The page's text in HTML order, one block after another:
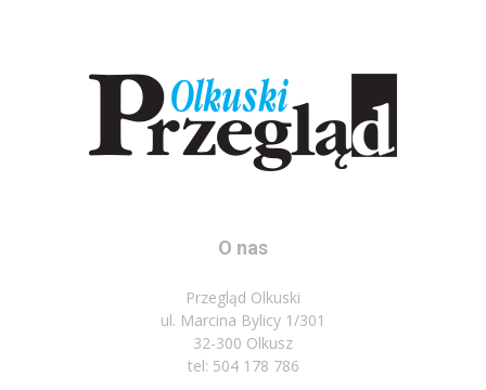
O nas
Przegląd Olkuski
ul. Marcina Bylicy 1/301
32-300 Olkusz
tel: 504 178 786